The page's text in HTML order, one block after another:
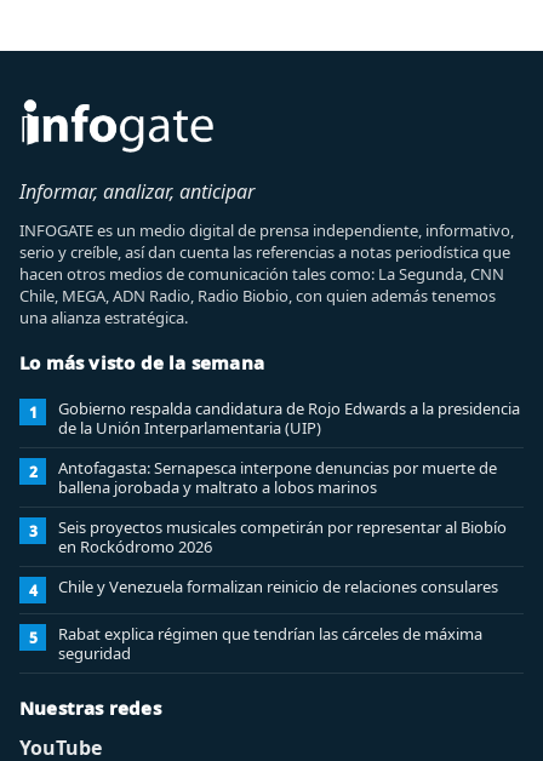
Informar, analizar, anticipar
INFOGATE es un medio digital de prensa independiente, informativo,
serio y creíble, así dan cuenta las referencias a notas periodística que
hacen otros medios de comunicación tales como: La Segunda, CNN
Chile, MEGA, ADN Radio, Radio Biobio, con quien además tenemos
una alianza estratégica.
Lo más visto de la semana
1
Gobierno respalda candidatura de Rojo Edwards a la presidencia
de la Unión Interparlamentaria (UIP)
2
Antofagasta: Sernapesca interpone denuncias por muerte de
ballena jorobada y maltrato a lobos marinos
3
Seis proyectos musicales competirán por representar al Biobío
en Rockódromo 2026
4 Chile y Venezuela formalizan reinicio de relaciones consulares
5
Rabat explica régimen que tendrían las cárceles de máxima
seguridad
Nuestras redes
YouTube